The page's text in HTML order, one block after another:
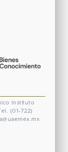
Instituto
(01-722)